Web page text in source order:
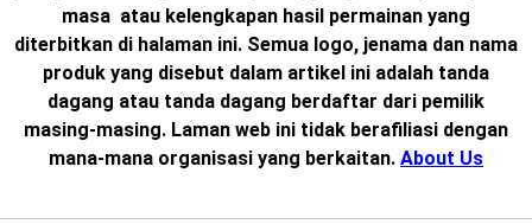
masa atau kelengkapan hasil permainan yang
diterbitkan di halaman ini. Semua logo, jenama dan nama
produk yang disebut dalam artikel ini adalah tanda
dagang atau tanda dagang berdaftar dari pemilik
masing-masing. Laman web ini tidak berafiliasi dengan
mana-mana organisasi yang berkaitan. About Us